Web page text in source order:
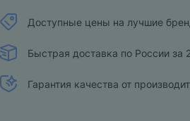
Доступные цены на лучшие
Быстрая доставка по России за
Гарантия качества от